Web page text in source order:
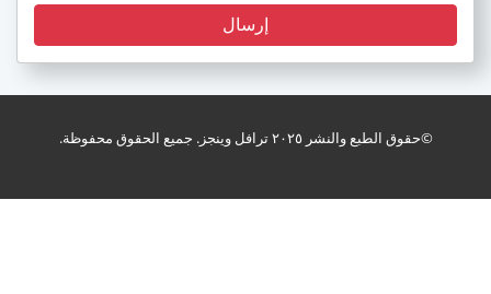
©حقوق الطبع والنشر ٢٠٢٥ ترافل وينجز. جميع الحقوق محفوظة.